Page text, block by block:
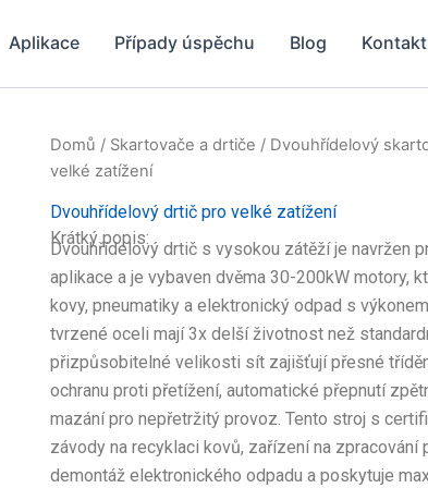
Aplikace Případy úspěchu Blog
Domů / Skartovače a drtiče / Dvouhřídelový
velké zatížení
Dvouhřídelový drtič pro velké zatížení
Krátký popis:
Dvouhřídelový drtič s vysokou zátěží je navržen
aplikace a je vybaven dvěma 30-200kW motory,
kovy, pneumatiky a elektronický odpad s
tvrzené oceli mají 3x delší životnost než
přizpůsobitelné velikosti sít zajišťují přesné
ochranu proti přetížení, automatické přepnutí
mazání pro nepřetržitý provoz. Tento stroj s
závody na recyklaci kovů, zařízení na zpracování
demontáž elektronického odpadu a poskytuje